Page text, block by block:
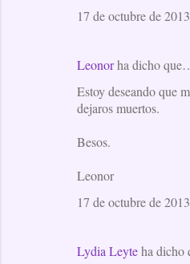
17 de octubre de
Leonorha dicho
Estoy deseando que
dejaros muertos.
Besos.
Leonor
17 de octubre de
Lydia Leyteha